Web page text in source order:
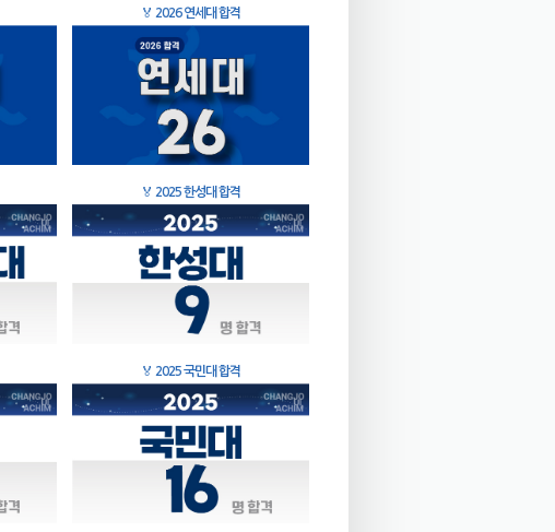
🏅 2026 연세대 합격
🏅 2025 한성대 합격
🏅 2025 국민대 합격